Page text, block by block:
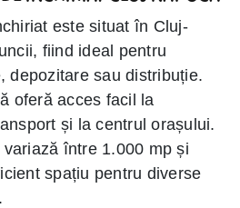
este situat în Cluj-
fiind ideal pentru
depozitare sau distribuție.
oferă acces facil la
și la centrul orașului.
între 1.000 mp și
spațiu pentru diverse